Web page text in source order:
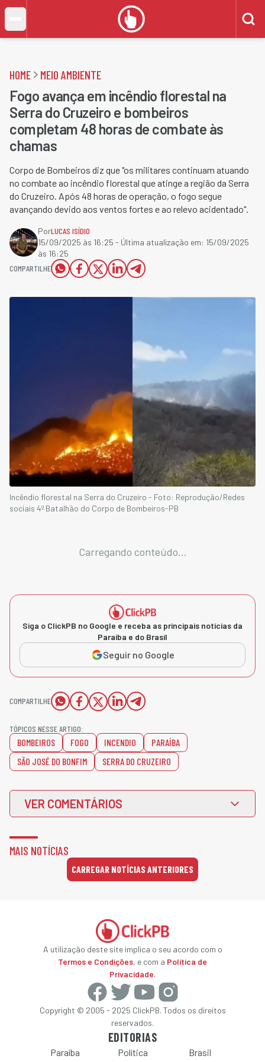
HOME MEIO AMBIENTE
Fogo avança em incêndio florestal na
Serra do Cruzeiro e bombeiros
completam 48 horas de combate às
chamas
Corpo de Bombeiros diz que "os militares continuam atuando
no combate ao incêndio florestal que atinge a região da Serra
do Cruzeiro. Após 48 horas de operação, o fogo segue
avançando devido aos ventos fortes e ao relevo acidentado".
PorLUCAS ISÍDIO
15/09/2025 às 16:25 - Última atualização em: 15/09/2025
às 16:25
COMPARTILHE
Incêndio florestal na Serra do Cruzeiro - Foto: Reprodução/Redes
sociais 4º Batalhão do Corpo de Bombeiros-PB
Carregando conteúdo...
Siga o ClickPB no Google e receba as principais notícias da
Paraíba e do Brasil
Seguir no Google
COMPARTILHE
TÓPICOS NESSE ARTIGO:
BOMBEIROS FOGO INCENDIO
PARAÍBA
SÃO JOSÉ DO BONFIM
SERRA DO CRUZEIRO
VER COMENTÁRIOS
MAIS NOTÍCIAS
CARREGAR NOTÍCIAS ANTERIORES
A utilização deste site implica o seu acordo com o
Termos e Condições, e com a Política de
Privacidade.
Copyright © 2005 - 2025 ClickPB. Todos os direitos
reservados.
EDITORIAS
Paraíba Política
Brasil